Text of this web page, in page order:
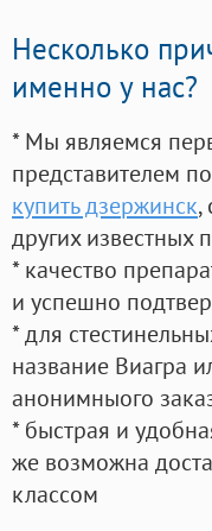
Несколько
именно у нас?
* Мы являемся
представителем
купить дзержинск,
других известных
* качество
и успешно
* для
название Виагра
анонимныого
* быстрая и
же возможна
классом